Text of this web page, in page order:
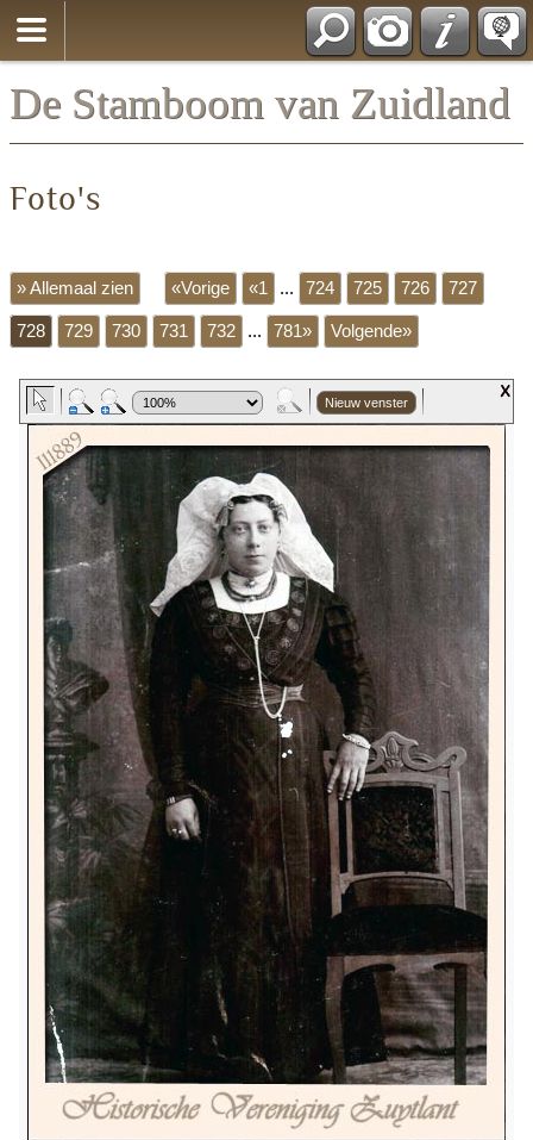
De Stamboom van Zuidland
Foto's
» Allemaal zien «Vorige «1 ... 724 725 726 727
728 729 730 731 732 ... 781» Volgende»